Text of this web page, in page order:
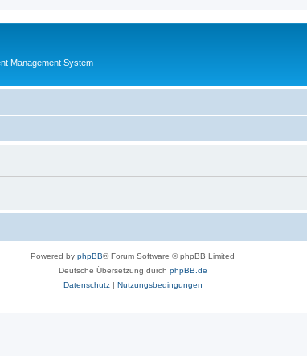
Management System
Powered by phpBB® Forum Software © phpBB Limited
Deutsche Übersetzung durch phpBB.de
Datenschutz| Nutzungsbedingungen